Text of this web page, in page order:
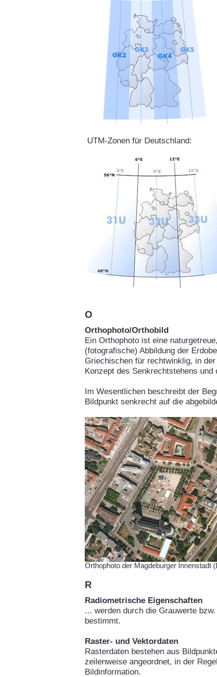
UTM-Zonen für Deutschland:
O
Orthophoto/Orthobild
Ein Orthophoto ist eine
(fotografische) Abbildung der
Griechischen für rechtwinklig, in
Konzept des Senkrechtstehens
Im Wesentlichen beschreibt der
Bildpunkt senkrecht auf die
Orthophoto der Magdeburger Innenstadt
R
Radiometrische Eigenschaften
... werden durch die Grauwerte
bestimmt.
Raster- und Vektordaten
Rasterdaten bestehen aus
zeilenweise angeordnet, in der
Bildinformation.